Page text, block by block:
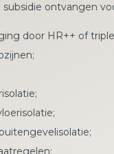
ontvangen
door HR++ of